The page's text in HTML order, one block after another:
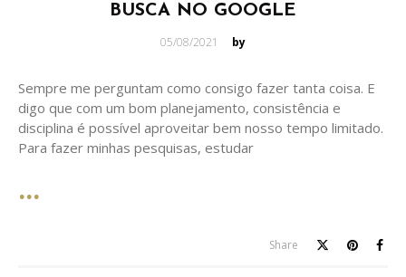
BUSCA NO GOOGLE
Posted
05/08/2021 by
Sempre me perguntam como consigo fazer tanta coisa. E
digo que com um bom planejamento, consistência e
disciplina é possível aproveitar bem nosso tempo limitado.
Para fazer minhas pesquisas, estudar
Share